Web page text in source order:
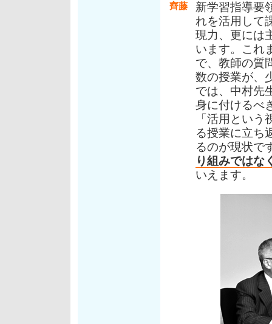
齊藤
新学習指導要
れを活用して
現力、更には
います。これ
で、教師の質
数の授業が、
では、中村先
身に付けるべ
「活用とい
る授業に立ち
るのが現状で
り組みではな
いえます。